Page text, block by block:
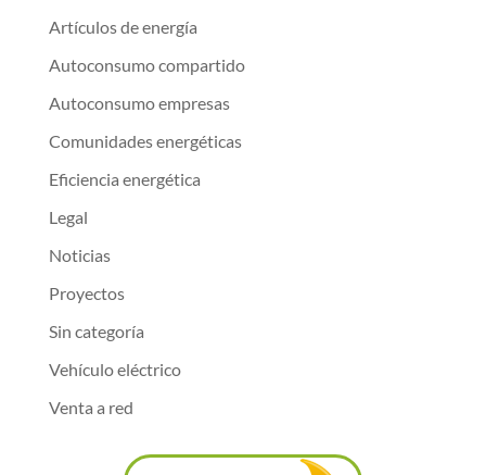
Artículos de energía
Autoconsumo compartido
Autoconsumo empresas
Comunidades energéticas
Eficiencia energética
Legal
Noticias
Proyectos
Sin categoría
Vehículo eléctrico
Venta a red